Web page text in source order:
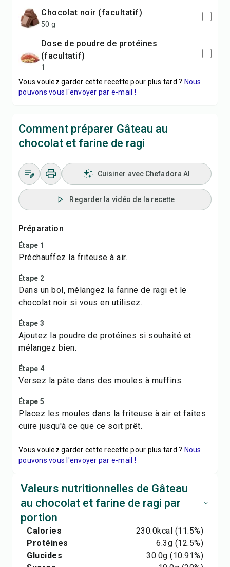
Chocolat noir (facultatif)
50 g
Dose de poudre de protéines
(facultatif)
1
Vous voulez garder cette recette pour plus tard ? Nous
pouvons vous l'envoyer par e-mail !
Comment préparer Gâteau au
chocolat et farine de ragi
Cuisiner avec Chefadora AI
Regarder la vidéo de la recette
Préparation
Étape 1
Préchauffez la friteuse à air.
Étape 2
Dans un bol, mélangez la farine de ragi et le
chocolat noir si vous en utilisez.
Étape 3
Ajoutez la poudre de protéines si souhaité et
mélangez bien.
Étape 4
Versez la pâte dans des moules à muffins.
Étape 5
Placez les moules dans la friteuse à air et faites
cuire jusqu'à ce que ce soit prêt.
Vous voulez garder cette recette pour plus tard ? Nous
pouvons vous l'envoyer par e-mail !
Valeurs nutritionnelles de Gâteau
au chocolat et farine de ragi par
portion
Calories 230.0kcal (11.5%)
Protéines
6.3g (12.5%)
Glucides
30.0g (10.91%)